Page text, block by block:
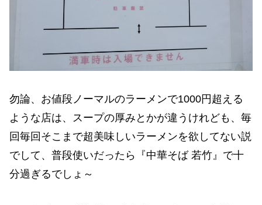
勿論、お値段ノーマルのラーメンで1000円超える
ような店は、スープの厚みとかが違うけれども、毎
回毎回そこまで超美味しいラーメンを欲してない説
でして、普段使いだったら『中華そば 若竹』で十
分過ぎるでしょ～